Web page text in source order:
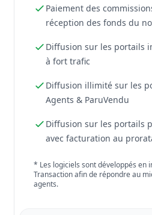
Paiement des
réception des fonds du
Diffusion sur les portails
à fort trafic
Diffusion illimité sur les
Agents & ParuVendu
Diffusion sur les portails
avec facturation au
* Les logiciels sont développés en
Transaction afin de répondre au
agents.